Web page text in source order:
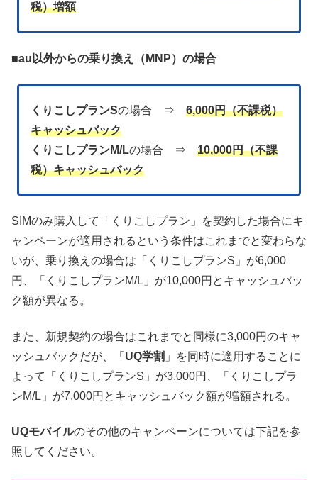
税）増額
■au以外からの乗り換え（MNP）の場合
くりこしプランSの場合 ⇒6,000円（不課税）
キャッシュバック
くりこしプランM/Lの場合 ⇒10,000円（不課
税）キャッシュバック
SIMのみ購入して「くりこしプラン」を契約した場合にキ
ャンペーンが適用されるという条件はこれまでと変わらな
いが、乗り換えの場合は「くりこしプランS」が6,000
円、「くりこしプランM/L」が10,000円とキャッシュバッ
ク額が異なる。
また、新規契約の場合はこれまでと同様に3,000円のキャ
ッシュバックだが、「 UQ学割 」を同時に適用することに
よって「くりこしプランS」が3,000円、「くりこしプラ
ンM/L」が7,000円とキャッシュバック額が増額される。
UQモバイルのその他のキャンペーンについては下記を参
照してください。